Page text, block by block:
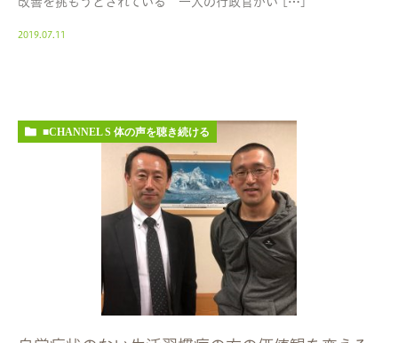
2019.07.11
■CHANNEL S 体の声を聴き続ける